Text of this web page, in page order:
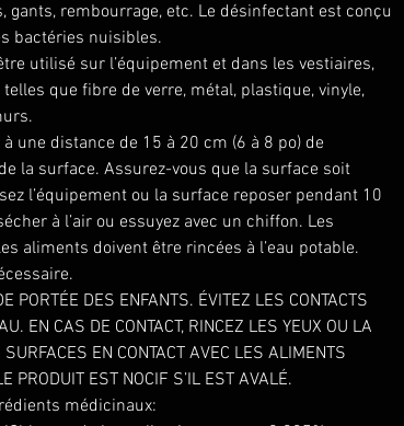
gants, rembourrage, etc. Le désinfectant est conçu
bactéries nuisibles.
utilisé sur l’équipement et dans les vestiaires,
que fibre de verre, métal, plastique, vinyle,
à une distance de 15 à 20 cm (6 à 8 po) de
la surface. Assurez-vous que la surface soit
l’équipement ou la surface reposer pendant 10
à l’air ou essuyez avec un chiffon. Les
aliments doivent être rincées à l’eau potable.
PORTÉE DES ENFANTS. ÉVITEZ LES CONTACTS
EN CAS DE CONTACT, RINCEZ LES YEUX OU LA
EN CONTACT AVEC LES ALIMENTS
PRODUIT EST NOCIF S’IL EST AVALÉ.
médicinaux: